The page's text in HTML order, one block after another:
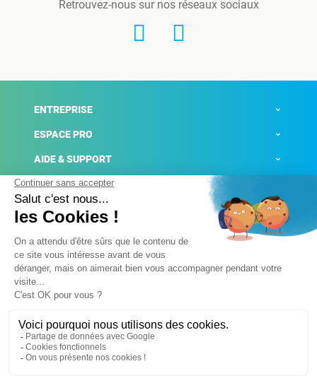
Retrouvez-nous sur nos réseaux sociaux
ENTREPRISE
ESPACE PRO
AIDE & SUPPORT
ACTUALITÉS
Mentions légales
Conditions générales de ventes
Plateforme de signalement